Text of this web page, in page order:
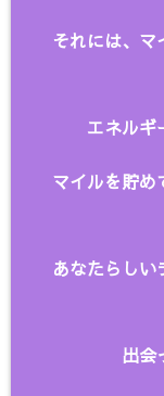
それには、
エネルギ
マイルを貯め
あなたらし
出会